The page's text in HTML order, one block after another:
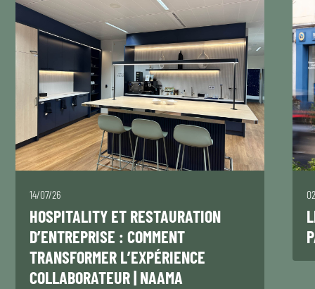
14/07/26
HOSPITALITY ET RESTAURATION
D’ENTREPRISE : COMMENT
TRANSFORMER L’EXPÉRIENCE
COLLABORATEUR | NAAMA